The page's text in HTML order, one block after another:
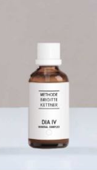
کلیک کنید